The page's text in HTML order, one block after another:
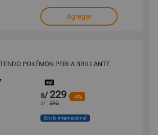
Agregar
POKÉMON PERLA BRILLANTE
s/ 229 -9%
s/ 252
Envío internacional